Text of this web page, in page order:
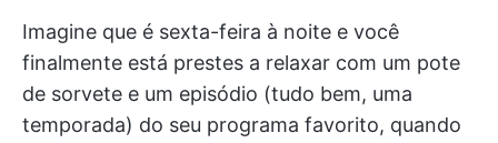
Imagine que é sexta-feira à noite e você
finalmente está prestes a relaxar com um pote
de sorvete e um episódio (tudo bem, uma
temporada) do seu programa favorito, quando